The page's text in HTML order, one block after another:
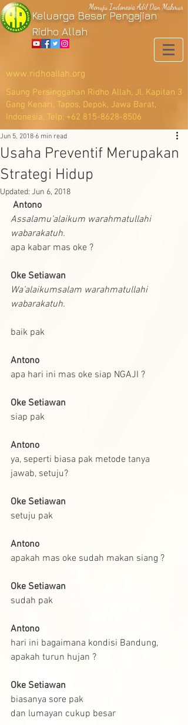
Menuju Indonesia Adil Dan Makmur
Keluarga Besar Pengajian
Ridho Allah
www.ridhoallah.org
Saung Persinggahan Ridho Allah, Jl. Kapitan 3
Gang Kenari, Tapos, Depok, Jawa Barat,
Indonesia, Telp: +62 815-8628-8506
Usaha Preventif Merupakan
Strategi Hidup
Jun 5, 2018 6 min read
Updated: Jun 6, 2018
Antono
Assalamu’alaikum warahmatullahi
wabarakatuh.
apa kabar mas oke ?
Oke Setiawan
Wa’alaikumsalam warahmatullahi
wabarakatuh.
baik pak
Antono
apa hari ini mas oke siap NGAJI ?
Oke Setiawan
siap pak
Antono
ya, seperti biasa pak metode tanya
jawab, setuju?
Oke Setiawan
setuju pak
Antono
apakah mas oke sudah makan siang ?
Oke Setiawan
sudah pak
Antono
hari ini bagaimana kondisi Bandung,
apakah turun hujan ?
Oke Setiawan
biasanya sore pak
dan lumayan cukup besar